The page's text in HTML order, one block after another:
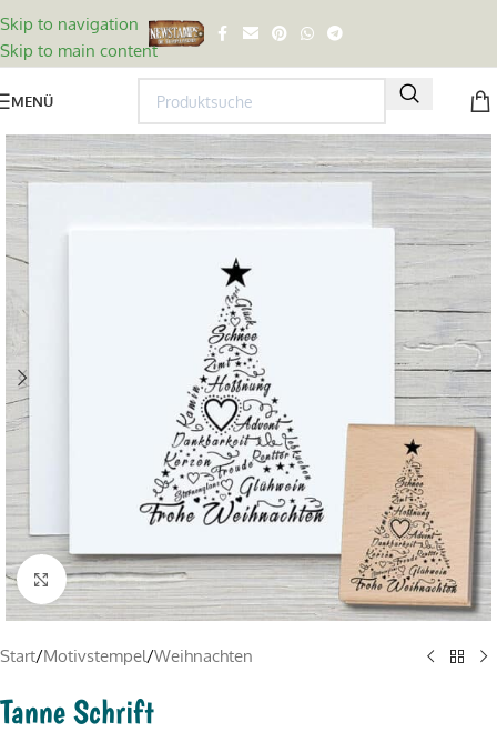
Skip to navigation
Skip to main content
MENÜ
Click to enlarge
Start/Motivstempel/Weihnachten
Tanne Schrift